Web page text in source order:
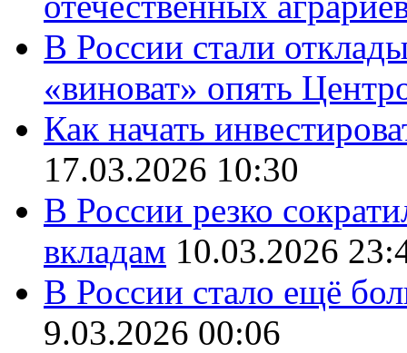
В России стали
«виноват» опять
Как начать
17.03.2026 10:30
В России резко
вкладам 10.03.2026
В России стало ещё
9.03.2026 00:06